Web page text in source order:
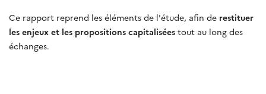
Ce rapport reprend les éléments de l'étude, afin de restituer
les enjeux et les propositions capitalisées tout au long des
échanges.